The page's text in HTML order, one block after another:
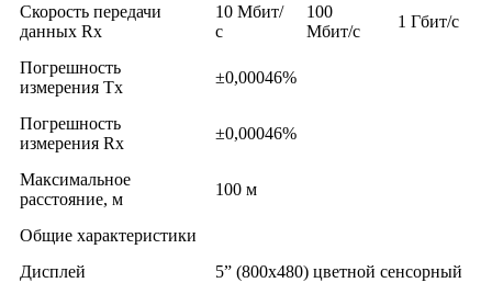
Скорость передачи
данных Rх
10 Мбит/
с
100
Мбит/с
1 Гбит/с
Погрешность
измерения Tх
±0,00046%
Погрешность
измерения Rх
±0,00046%
Максимальное
расстояние, м
100 м
Общие характеристики
Дисплей
5” (800х480) цветной сенсорный